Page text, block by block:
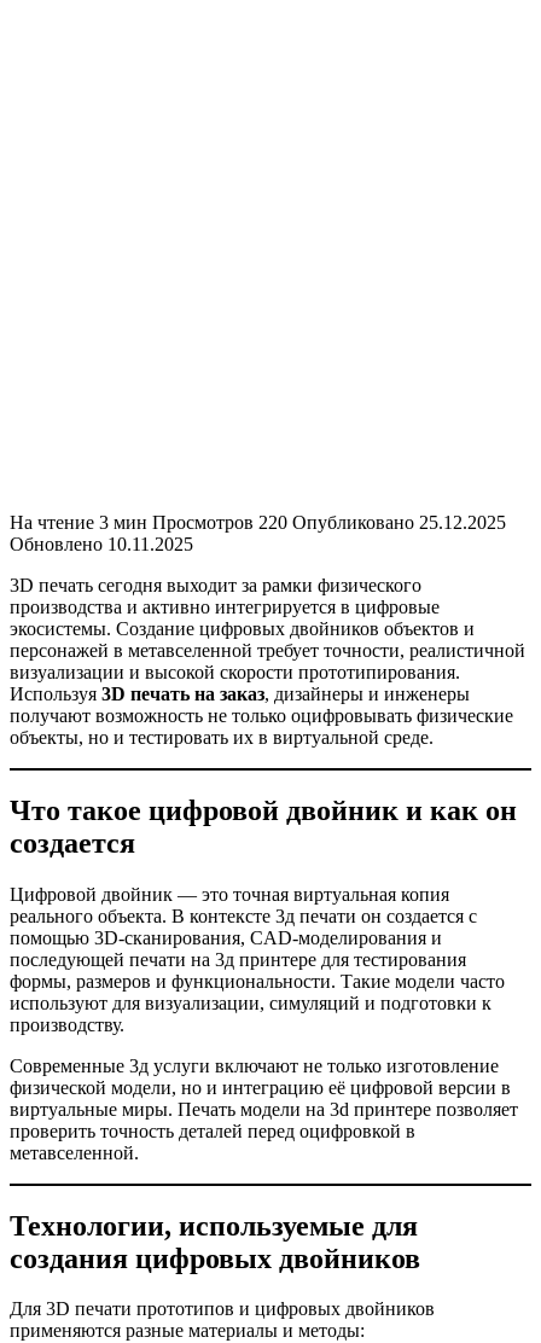
На чтение 3 мин Просмотров 220 Опубликовано 25.12.2025
Обновлено 10.11.2025
3D печать сегодня выходит за рамки физического
производства и активно интегрируется в цифровые
экосистемы. Создание цифровых двойников объектов и
персонажей в метавселенной требует точности, реалистичной
визуализации и высокой скорости прототипирования.
Используя 3D печать на заказ, дизайнеры и инженеры
получают возможность не только оцифровывать физические
объекты, но и тестировать их в виртуальной среде.
Что такое цифровой двойник и как он
создается
Цифровой двойник — это точная виртуальная копия
реального объекта. В контексте 3д печати он создается с
помощью 3D-сканирования, CAD-моделирования и
последующей печати на 3д принтере для тестирования
формы, размеров и функциональности. Такие модели часто
используют для визуализации, симуляций и подготовки к
производству.
Современные 3д услуги включают не только изготовление
физической модели, но и интеграцию её цифровой версии в
виртуальные миры. Печать модели на 3d принтере позволяет
проверить точность деталей перед оцифровкой в
метавселенной.
Технологии, используемые для
создания цифровых двойников
Для 3D печати прототипов и цифровых двойников
применяются разные материалы и методы: